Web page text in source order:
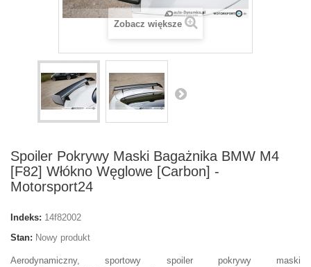
Zobacz większe
Spoiler Pokrywy Maski Bagażnika BMW M4
[F82] Włókno Węglowe [Carbon] -
Motorsport24
Indeks: 14f82002
Stan: Nowy produkt
Aerodynamiczny, sportowy spoiler pokrywy maski